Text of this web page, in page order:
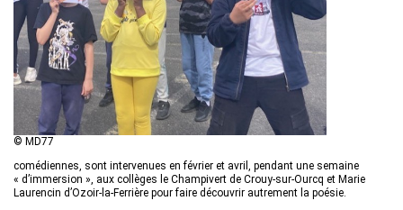
© MD77
comédiennes, sont intervenues en février et avril, pendant une semaine
« d’immersion », aux collèges le Champivert de Crouy-sur-Ourcq et Marie
Laurencin d’Ozoir-la-Ferrière pour faire découvrir autrement la poésie.